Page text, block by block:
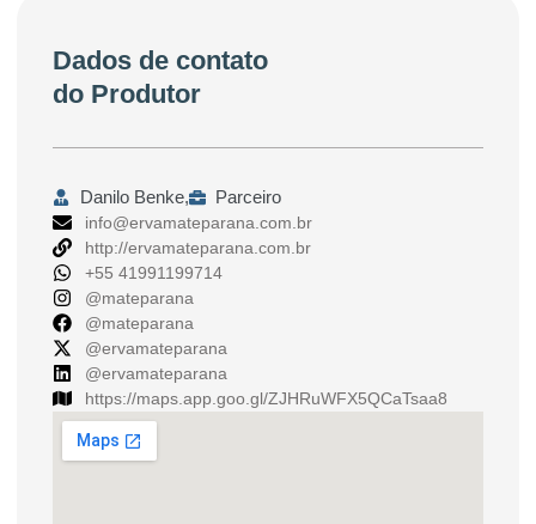
Dados de contato
do Produtor
Danilo Benke, Parceiro
info@ervamateparana.com.br
http://ervamateparana.com.br
+55 41991199714
@mateparana
@mateparana
@ervamateparana
@ervamateparana
https://maps.app.goo.gl/ZJHRuWFX5QCaTsaa8